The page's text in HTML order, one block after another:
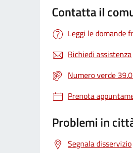
Contatta il
Leggi le domande
Richiedi assistenza
Numero verde
Prenota
Problemi in
Segnala disservizio